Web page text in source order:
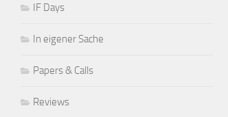
IF Days
In eigener Sache
Papers & Calls
Reviews